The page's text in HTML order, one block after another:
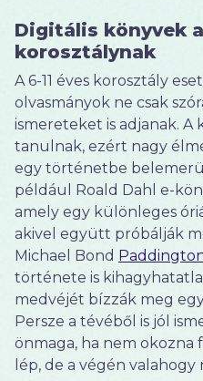
Digitális könyvek
korosztálynak
A 6-11 éves korosztály
olvasmányok ne csak
ismereteket is adjanak. A
tanulnak, ezért nagy
egy történetbe
például Roald Dahl e-
amely egy különleges
akivel együtt próbálják
Michael Bond
története is
medvéjét bízzák meg
Persze a tévéből is jól
önmaga, ha nem okozna
lép, de a végén